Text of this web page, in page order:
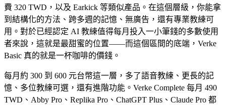
費 320 TWD，以及 Earkick 等類似產品。在這個層級，你能拿
到結構化的方法、跨多週的記憶、無廣告，還有專業教練可
用。對於已經認定 AI 教練值得每月投入一小筆錢的多數使用
者來說，這就是最甜蜜的位置——而這個區間的底端，Verke
Basic 真的就是一杯咖啡的價錢。
每月約 300 到 600 元台幣這一層，多了語音教練、更長的記
憶、多位教練可選，還有進階功能。Verke Complete 每月 490
TWD、Abby Pro、Replika Pro、ChatGPT Plus、Claude Pro 都